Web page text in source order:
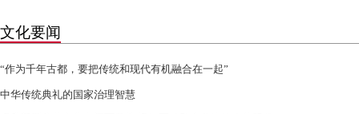
文化要闻
“作为千年古都，要把传统和现代有机融合在一起”
中华传统典礼的国家治理智慧